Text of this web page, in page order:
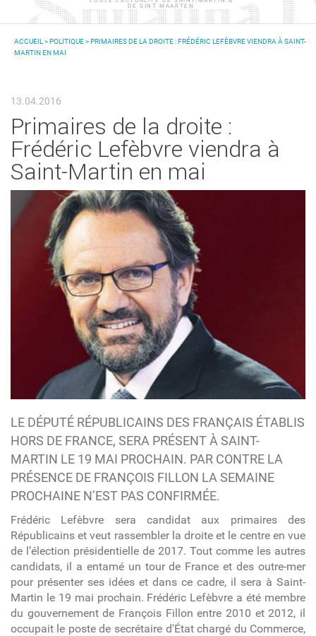
DE SINT MAARTEN
VOUS ÊTES ICI
ACCUEIL >POLITIQUE> PRIMAIRES DE LA DROITE : FRÉDÉRIC LEFÈBVRE VIENDRA À SAINT-
MARTIN EN MAI
13.04.2016
Primaires de la droite :
Frédéric Lefèbvre viendra à
Saint-Martin en mai
LE DÉPUTÉ RÉPUBLICAINS DES FRANÇAIS ÉTABLIS
HORS DE FRANCE, SERA PRÉSENT À SAINT-
MARTIN LE 19 MAI PROCHAIN. PAR CONTRE LA
PRÉSENCE DE FRANÇOIS FILLON LA SEMAINE
PROCHAINE N’EST PAS CONFIRMÉE.
Frédéric Lefèbvre sera candidat aux primaires des
Républicains et veut rassembler la droite et le centre en vue
de l’élection présidentielle de 2017. Tout comme les autres
candidats, il a entamé un tour de France et des outre-mer
pour présenter ses idées et dans ce cadre, il sera à Saint-
Martin le 19 mai prochain. Frédéric Lefèbvre a été membre
du gouvernement de François Fillon entre 2010 et 2012, il
occupait le poste de secrétaire d'État chargé du Commerce,